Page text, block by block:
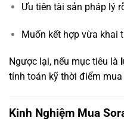
Ưu tiên tài sản pháp lý
Muốn kết hợp vừa khai
Ngược lại, nếu mục tiêu là
tính toán kỹ thời điểm
Kinh Nghiệm Mua